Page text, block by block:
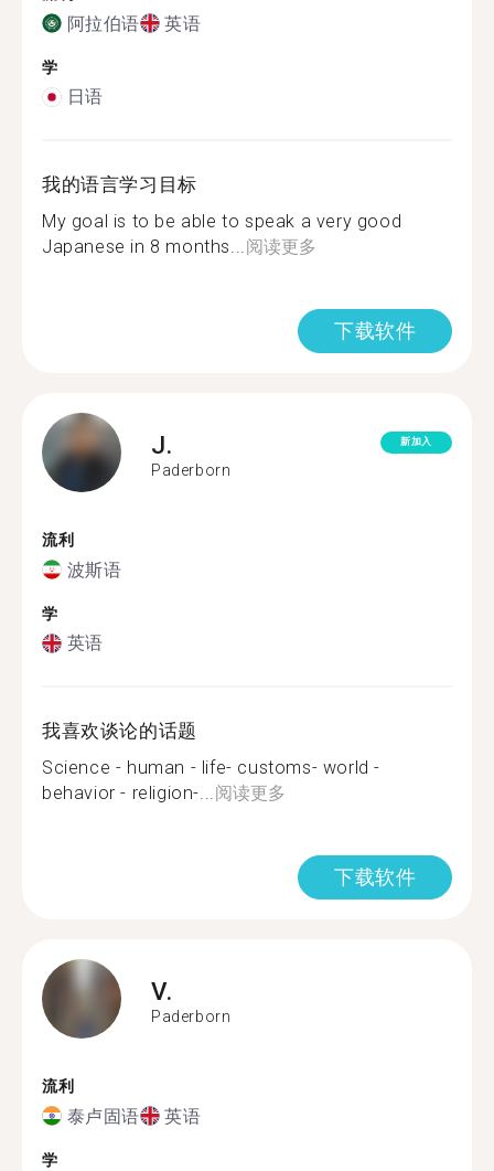
阿拉伯语 英语
学
日语
我的语言学习目标
My goal is to be able to speak a very good
Japanese in 8 months...阅读更多
下载软件
J.
Paderborn
新加入
流利
波斯语
学
英语
我喜欢谈论的话题
Science - human - life- customs- world -
behavior - religion-...阅读更多
下载软件
V.
Paderborn
流利
泰卢固语 英语
学